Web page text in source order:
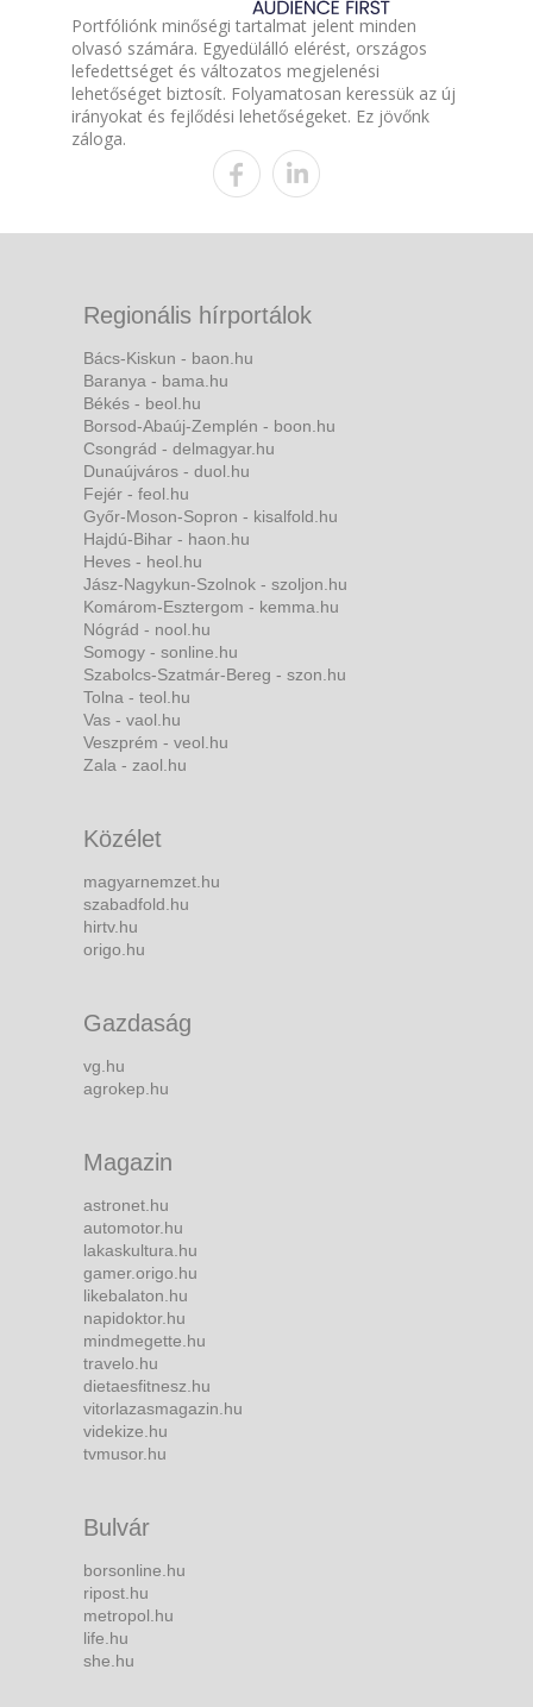
Portfóliónk minőségi tartalmat jelent minden
olvasó számára. Egyedülálló elérést, országos
lefedettséget és változatos megjelenési
lehetőséget biztosít. Folyamatosan keressük az új
irányokat és fejlődési lehetőségeket. Ez jövőnk
záloga.
Regionális hírportálok
Bács-Kiskun - baon.hu
Baranya - bama.hu
Békés - beol.hu
Borsod-Abaúj-Zemplén - boon.hu
Csongrád - delmagyar.hu
Dunaújváros - duol.hu
Fejér - feol.hu
Győr-Moson-Sopron - kisalfold.hu
Hajdú-Bihar - haon.hu
Heves - heol.hu
Jász-Nagykun-Szolnok - szoljon.hu
Komárom-Esztergom - kemma.hu
Nógrád - nool.hu
Somogy - sonline.hu
Szabolcs-Szatmár-Bereg - szon.hu
Tolna - teol.hu
Vas - vaol.hu
Veszprém - veol.hu
Zala - zaol.hu
Közélet
magyarnemzet.hu
szabadfold.hu
hirtv.hu
origo.hu
Gazdaság
vg.hu
agrokep.hu
Magazin
astronet.hu
automotor.hu
lakaskultura.hu
gamer.origo.hu
likebalaton.hu
napidoktor.hu
mindmegette.hu
travelo.hu
dietaesfitnesz.hu
vitorlazasmagazin.hu
videkize.hu
tvmusor.hu
Bulvár
borsonline.hu
ripost.hu
metropol.hu
life.hu
she.hu